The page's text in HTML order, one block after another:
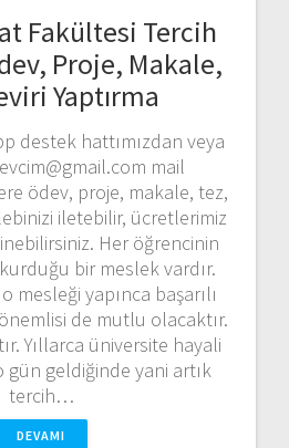
Fakültesi Tercih
Proje, Makale,
Yaptırma
destek hattımızdan veya
mail
ödev, proje, makale, tez,
iletebilir, ücretlerimiz
Her öğrencinin
bir meslek vardır.
mesleği yapınca başarılı
de mutlu olacaktır.
Yıllarca üniversite hayali
gün geldiğinde yani artık
tercih…
DEVAMI